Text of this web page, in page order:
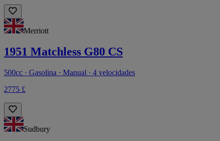
Merriott
1951 Matchless G80 CS
500cc · Gasolina · Manual · 4 velocidades
2775 £
Sudbury